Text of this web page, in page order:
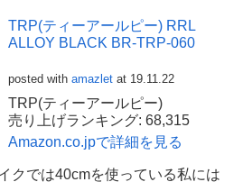
TRP(ティーアールピー) RRL
ALLOY BLACK BR-TRP-060
posted with amazlet at 19.11.22
TRP(ティーアールピー)
売り上げランキング: 68,315
Amazon.co.jpで詳細を見る
クでは40cmを使っている私には